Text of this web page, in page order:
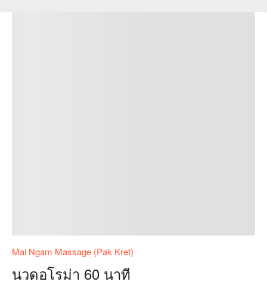
Mai Ngam Massage (Pak Kret)
นวดอโรม่า 60 นาที